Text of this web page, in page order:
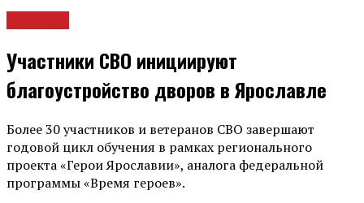
Участники СВО инициируют
благоустройство дворов в Ярославле
Более 30 участников и ветеранов СВО завершают
годовой цикл обучения в рамках регионального
проекта «Герои Ярославии», аналога федеральной
программы «Время героев».